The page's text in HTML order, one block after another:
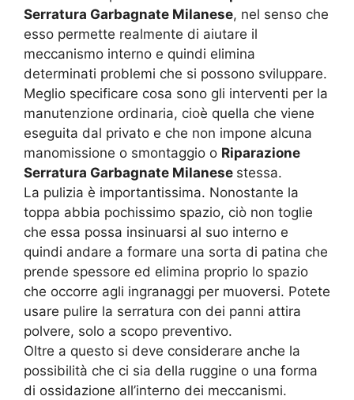
Serratura Garbagnate Milanese, nel senso che
esso permette realmente di aiutare il
meccanismo interno e quindi elimina
determinati problemi che si possono sviluppare.
Meglio specificare cosa sono gli interventi per la
manutenzione ordinaria, cioè quella che viene
eseguita dal privato e che non impone alcuna
manomissione o smontaggio o Riparazione
Serratura Garbagnate Milanese stessa.
La pulizia è importantissima. Nonostante la
toppa abbia pochissimo spazio, ciò non toglie
che essa possa insinuarsi al suo interno e
quindi andare a formare una sorta di patina che
prende spessore ed elimina proprio lo spazio
che occorre agli ingranaggi per muoversi. Potete
usare pulire la serratura con dei panni attira
polvere, solo a scopo preventivo.
Oltre a questo si deve considerare anche la
possibilità che ci sia della ruggine o una forma
di ossidazione all’interno dei meccanismi.